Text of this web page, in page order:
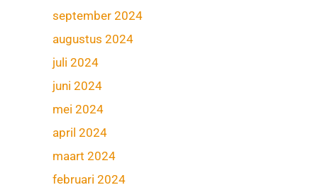
september 2024
augustus 2024
juli 2024
juni 2024
mei 2024
april 2024
maart 2024
februari 2024